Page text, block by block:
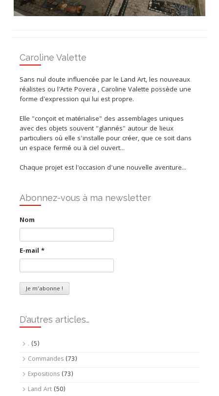
Caroline Valette
Sans nul doute influencée par le Land Art, les nouveaux
réalistes ou l'Arte Povera , Caroline Valette possède une
forme d'expression qui lui est propre.
Elle "conçoit et matérialise" des assemblages uniques
avec des objets souvent "glannés" autour de lieux
particuliers où elle s'installe pour créer, que ce soit dans
un espace fermé ou à ciel ouvert...
Chaque projet est l'occasion d'une nouvelle aventure...
Abonnez-vous à ma newsletter
Nom
E-mail *
D’autres articles…
. (5)
Commandes (73)
Expositions (73)
Land Art (50)